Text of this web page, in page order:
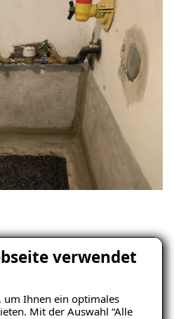
verwendet
um Ihnen ein optimales
Mit der Auswahl “Alle
hochwertig
für die Familie